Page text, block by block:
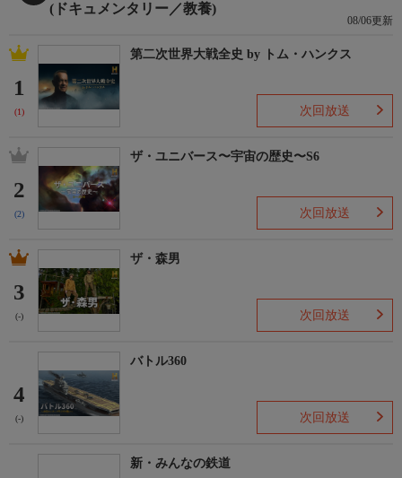
(ドキュメンタリー／教養)
08/06更新
1
(1)
第二次世界大戦全史 by トム・ハンクス
次回放送
2
(2)
ザ・ユニバース〜宇宙の歴史〜S6
次回放送
3
(-)
ザ・森男
次回放送
4
(-)
バトル360
次回放送
新・みんなの鉄道